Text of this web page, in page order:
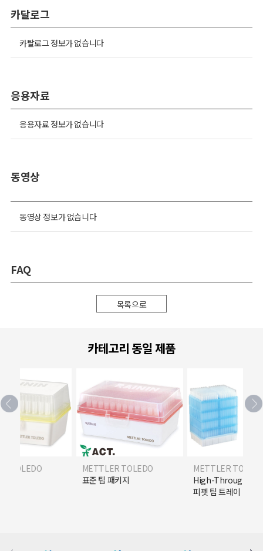
카달로그
카탈로그 정보가 없습니다
응용자료
응용자료 정보가 없습니다
동영상
동영상 정보가 없습니다
FAQ
목록으로
카테고리 동일 제품
TOLEDO
METTLER TOLEDO
표준 팁 패키지
METTLER
High-Throughput
피펫 팁 트레이